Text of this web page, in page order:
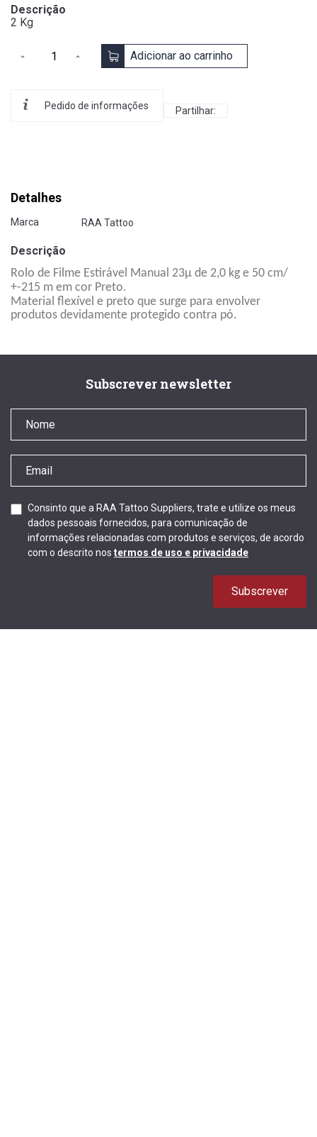
Descrição
2 Kg
Adicionar ao carrinho
Pedido de informações Partilhar:
Detalhes
Marca RAA Tattoo
Descrição
Rolo de Filme Estirável Manual 23µ de 2,0 kg e 50 cm/
+-215 m em cor Preto.
Material flexível e preto que surge para envolver
produtos devidamente protegido contra pó.
Subscrever newsletter
Consinto que a RAA Tattoo Suppliers, trate e utilize os meus
dados pessoais fornecidos, para comunicação de
informações relacionadas com produtos e serviços, de acordo
com o descrito nos termos de uso e privacidade
Subscrever